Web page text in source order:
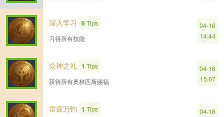
深入学习 6Tips
习得所有技能
04-18
14:44
众神之礼 1 Tips
获得所有奥林匹斯赐福
04-18
15:07
雷霆万钧 1 Tips
04-18